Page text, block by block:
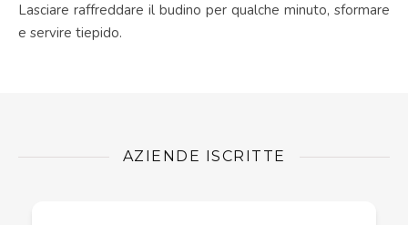
Lasciare raffreddare il budino per qualche minuto, sformare
e servire tiepido.
AZIENDE ISCRITTE